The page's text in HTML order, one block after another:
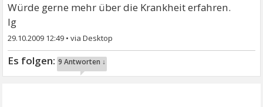
Würde gerne mehr über die Krankheit erfahren.
lg
29.10.2009 12:49 •
9 Antworten ↓